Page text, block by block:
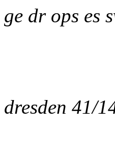
ge dr ops es
dresden 41/